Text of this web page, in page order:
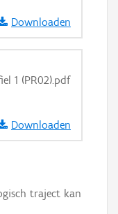
Downloaden
1 (PR02).pdf
Downloaden
traject kan